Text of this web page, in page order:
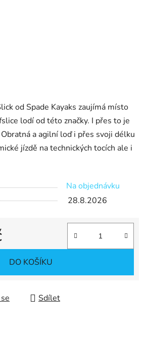
od Spade Kayaks zaujímá místo
lodí od této značky. I přes to je
a agilní loď i přes svoji délku
jízdě na technických tocích ale i
Na objednávku
28.8.2026
DO KOŠÍKU
Sdílet